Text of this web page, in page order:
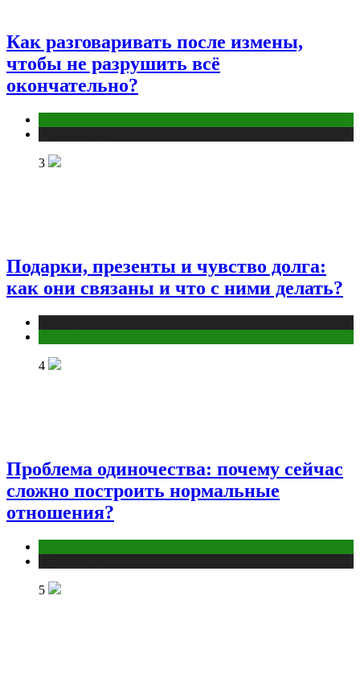
Как разговаривать после измены,
чтобы не разрушить всё
окончательно?
3
Подарки, презенты и чувство долга:
как они связаны и что с ними делать?
4
Проблема одиночества: почему сейчас
сложно построить нормальные
отношения?
5